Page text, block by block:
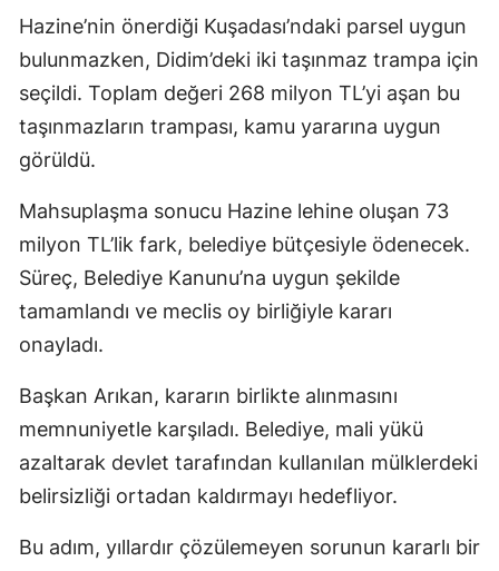
Hazine’nin önerdiği Kuşadası’ndaki parsel uygun
bulunmazken, Didim’deki iki taşınmaz trampa için
seçildi. Toplam değeri 268 milyon TL’yi aşan bu
taşınmazların trampası, kamu yararına uygun
görüldü.
Mahsuplaşma sonucu Hazine lehine oluşan 73
milyon TL’lik fark, belediye bütçesiyle ödenecek.
Süreç, Belediye Kanunu’na uygun şekilde
tamamlandı ve meclis oy birliğiyle kararı
onayladı.
Başkan Arıkan, kararın birlikte alınmasını
memnuniyetle karşıladı. Belediye, mali yükü
azaltarak devlet tarafından kullanılan mülklerdeki
belirsizliği ortadan kaldırmayı hedefliyor.
Bu adım, yıllardır çözülemeyen sorunun kararlı bir